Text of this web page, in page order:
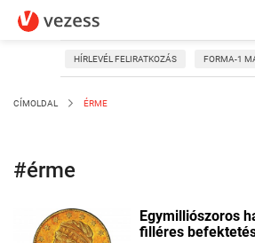
HÍRLEVÉL FELIRATKOZÁS FORMA-1
CÍMOLDAL ÉRME
#érme
Egymilliószoros
filléres